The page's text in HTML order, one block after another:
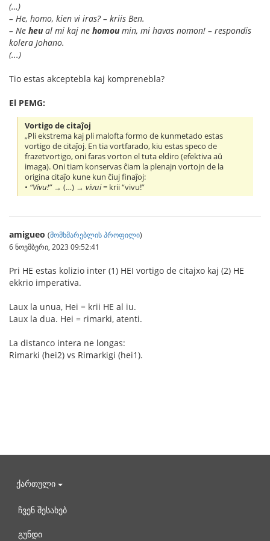
(…)
– He, homo, kien vi iras? – kriis Ben.
– Ne heual mi kaj ne homoumin, mi havas nomon! – respondis
kolera Johano.
(...)
Tio estas akceptebla kaj komprenebla?
El PEMG:
Vortigo de citaĵoj
„Pli ekstrema kaj pli malofta formo de kunmetado estas
vortigo de citaĵoj. En tia vortfarado, kiu estas speco de
frazetvortigo, oni faras vorton el tuta eldiro (efektiva aŭ
imaga). Oni tiam konservas ĉiam la plenajn vortojn de la
origina citaĵo kune kun ĉiuj finaĵoj:
• “Vivu!”→ (…) →vivui= krii “vivu!”
amigueo (მომხმარებლის პროფილი)
6 ნოემბერი, 2023 09:52:41
Pri HE estas kolizio inter (1) HEI vortigo de citajxo kaj (2) HE
ekkrio imperativa.
Laux la unua, Hei = krii HE al iu.
Laux la dua. Hei = rimarki, atenti.
La distanco intera ne longas:
Rimarki (hei2) vs Rimarkigi (hei1).
ქართული
ჩვენ შესახებ
გუნდი